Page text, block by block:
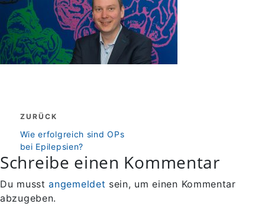
Beitragsnavigation
ZURÜCK
zurück
Wie erfolgreich sind OPs
bei Epilepsien?
Schreibe einen Kommentar
Du musstangemeldet sein, um einen Kommentar
abzugeben.